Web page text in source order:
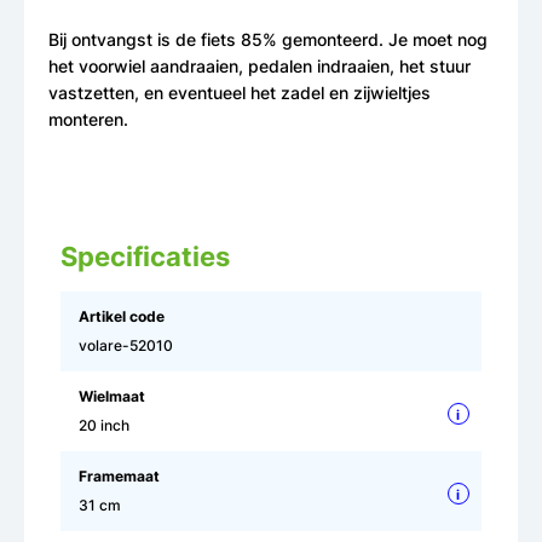
Bij ontvangst is de fiets 85% gemonteerd. Je moet nog
het voorwiel aandraaien, pedalen indraaien, het stuur
vastzetten, en eventueel het zadel en zijwieltjes
monteren.
Specificaties
Artikel code
volare-52010
Wielmaat
20 inch
i
Framemaat
31 cm
i